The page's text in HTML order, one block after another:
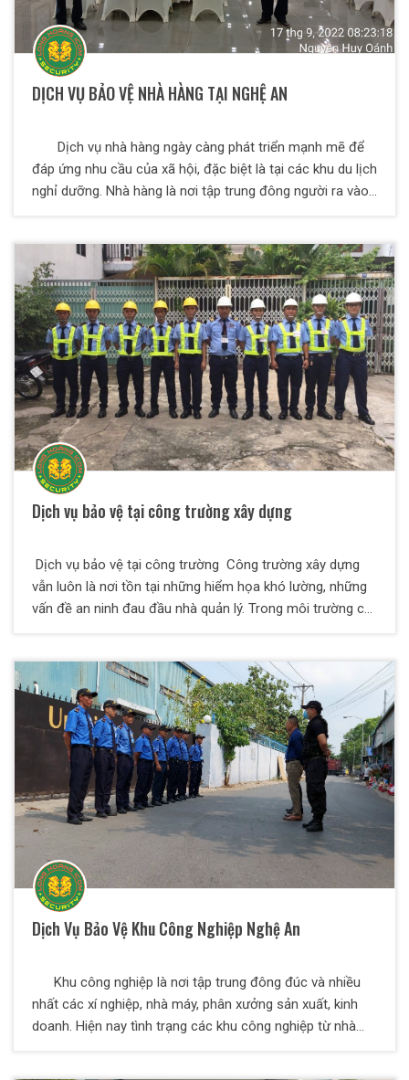
DỊCH VỤ BẢO VỆ NHÀ HÀNG TẠI NGHỆ AN
Dịch vụ nhà hàng ngày càng phát triển mạnh mẽ để
đáp ứng nhu cầu của xã hội, đặc biệt là tại các khu du lịch
nghỉ dưỡng. Nhà hàng là nơi tập trung đông người ra vào,
đó, dịch vụ bảo vệ nhà hàng của công ty dịch vụ bảo vệ
Long ra đời nhằm duy trì an ninh, trật tự trong khuôn viên
nhà hàng.
Dịch vụ bảo vệ tại công trường xây dựng
Dịch vụ bảo vệ tại công trường Công trường xây dựng
vẫn luôn là nơi tồn tại những hiểm họa khó lường, những
vấn đề an ninh đau đầu nhà quản lý. Trong môi trường có
đội ngũ bảo vệ công trường là một điều vô cùng cần thiết
để đảm bảo an ninh trật tự, an toàn cho người và của
trong khu vực công trường xây dựng. Để công trình có
thể diễn ra theo đúng tiến độ sẵn có một dịch vụ bảo vệ
công trường cần hoàn thành những yêu cầu dưới đây.
Dịch Vụ Bảo Vệ Khu Công Nghiệp Nghệ An
Khu công nghiệp là nơi tập trung đông đúc và nhiều
nhất các xí nghiệp, nhà máy, phân xưởng sản xuất, kinh
doanh. Hiện nay tình trạng các khu công nghiệp từ nhà